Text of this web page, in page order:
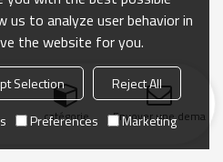
catégorie Envoyer une
us to analyze user behavior in
the website for you.
Selection
Reject All
Preferences Marketing